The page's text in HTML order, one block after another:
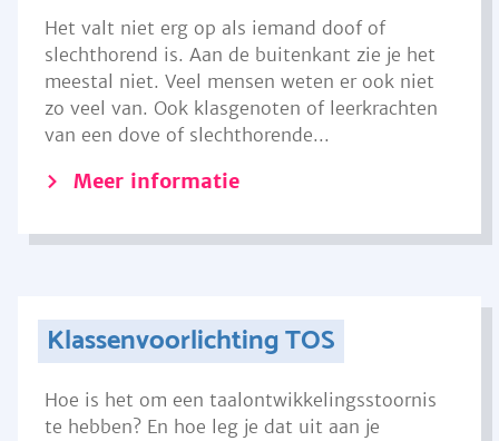
Het valt niet erg op als iemand doof of
slechthorend is. Aan de buitenkant zie je het
meestal niet. Veel mensen weten er ook niet
zo veel van. Ook klasgenoten of leerkrachten
van een dove of slechthorende...
Meer informatie
Klassenvoorlichting TOS
Hoe is het om een taalontwikkelingsstoornis
te hebben? En hoe leg je dat uit aan je